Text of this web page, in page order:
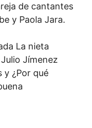
de cantantes
y Paola Jara.
La nieta
Jímenez
y ¿Por qué